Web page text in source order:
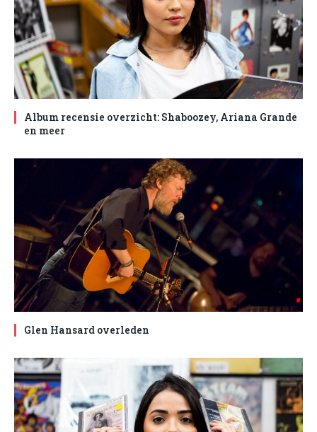
Album recensie overzicht: Shaboozey, Ariana Grande
en meer
Glen Hansard overleden